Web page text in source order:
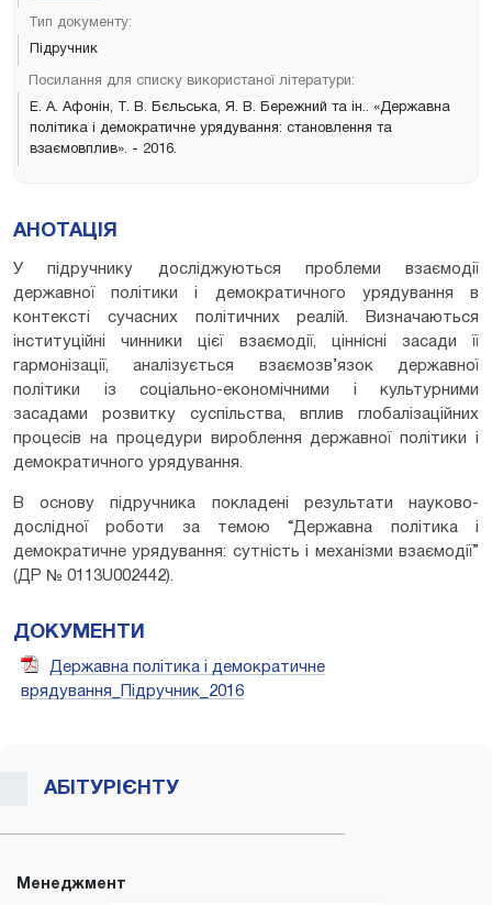
Тип документу:
Підручник
Посилання для списку використаної літератури:
Е. А. Афонін, Т. В. Бєльська, Я. В. Бережний та ін.. «Державна
політика і демократичне урядування: становлення та
взаємовплив». - 2016.
АНОТАЦІЯ
У підручнику досліджуються проблеми взаємодії
державної політики і демократичного урядування в
контексті сучасних політичних реалій. Визначаються
інституційні чинники цієї взаємодії, ціннісні засади її
гармонізації, аналізується взаємозв’язок державної
політики із соціально-економічними і культурними
засадами розвитку суспільства, вплив глобалізаційних
процесів на процедури вироблення державної політики і
демократичного урядування.
В основу підручника покладені результати науково-
дослідної роботи за темою “Державна політика і
демократичне урядування: сутність і механізми взаємодії”
(ДР № 0113U002442).
ДОКУМЕНТИ
Державна політика і демократичне
врядування_Підручник_2016
АБІТУРІЄНТУ
Менеджмент